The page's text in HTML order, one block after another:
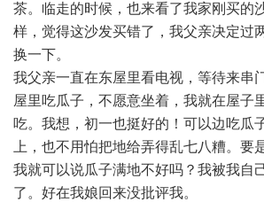
茶。临走的时候，也来看了我家刚买的
样，觉得这沙发买错了，我父亲决定过
换一下。
我父亲一直在东屋里看电视，等待来串
屋里吃瓜子，不愿意坐着，我就在屋子
吃。我想，初一也挺好的！可以边吃瓜
上，也不用怕把地给弄得乱七八糟。要
我就可以说瓜子满地不好吗？我被我自
了。好在我娘回来没批评我。